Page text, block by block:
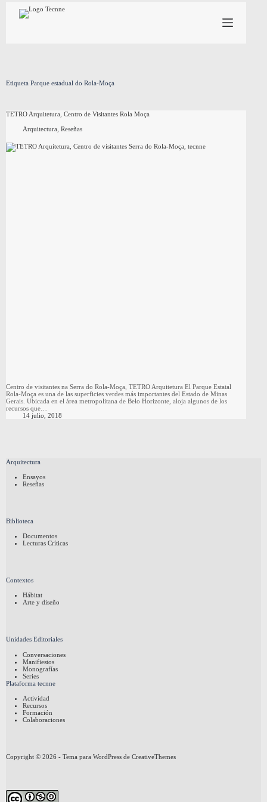
contenido
Etiqueta Parque estadual do Rola-Moça
TETRO Arquitetura, Centro de Visitantes Rola Moça
Arquitectura, Reseñas
Centro de visitantes na Serra do Rola-Moça, TETRO Arquitetura El Parque Estatal
Rola-Moça es una de las superficies verdes más importantes del Estado de Minas
Gerais. Ubicada en el área metropolitana de Belo Horizonte, aloja algunos de los
recursos que…
14 julio, 2018
Arquitectura
Ensayos
Reseñas
Biblioteca
Documentos
Lecturas Críticas
Contextos
Hábitat
Arte y diseño
Unidades Editoriales
Conversaciones
Manifiestos
Monografías
Series
Plataforma tecnne
Actividad
Recursos
Formación
Colaboraciones
Copyright © 2026 - Tema para WordPress de CreativeThemes